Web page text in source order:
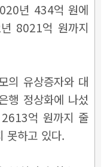
년 434억 원에
8021억 원까지
의 유상증자와 대
행 정상화에 나섰
억 원까지 줄
못하고 있다.